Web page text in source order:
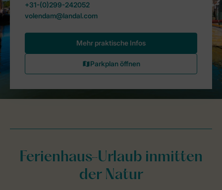
Ferienhaus-Urlaub inmitten
der Natur